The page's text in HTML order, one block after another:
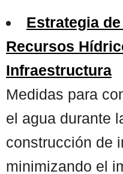
Estrategia
Recursos
Infraestructura
Medidas para
el agua durante
construcción de
minimizando el